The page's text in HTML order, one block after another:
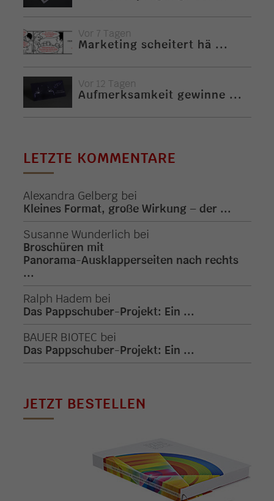
Vor 7 Tagen
Marketing scheitert hä ...
Vor 12 Tagen
Aufmerksamkeit gewinne ...
LETZTE KOMMENTARE
Alexandra Gelberg bei
Kleines Format, große Wirkung – der ...
Susanne Wunderlich bei
Broschüren mit
Panorama-Ausklapperseiten nach rechts
...
Ralph Hadem bei
Das Pappschuber-Projekt: Ein ...
BAUER BIOTEC bei
Das Pappschuber-Projekt: Ein ...
JETZT BESTELLEN